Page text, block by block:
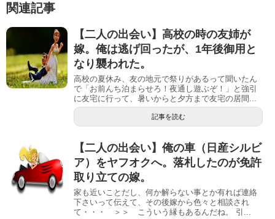
関連記事
【二人の出会い】高校の時の友姉が
嫁。俺は逃げ回ったが、1年後御用と
なり襲われた。
高校の夏休み、友の地元で祭りがあるって聞いたん
で「お前んち泊まらせろ！夜通し遊ぶぞ！」と強引
に友宅に行って、暑いからと夕方まで友宅の居間...
記事を読む
【二人の出会い】俺の車（日産シルビ
ア）をヤフオクへ。落札したのが免許
取り立ての嫁。
家も近いことだし、何か解らない事とか有れば連絡
下さいって伝えて、その後嫁から色々と相談され
て・・・ ＞＞ こういう縁もあるんだね。 引...